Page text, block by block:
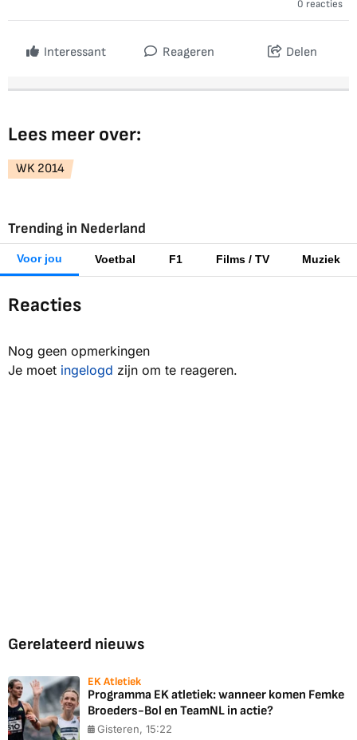
0 reacties
Interessant Reageren Delen
Lees meer over:
WK 2014
Trending in Nederland
Voor jou Voetbal F1 Films / TV Muziek
Reacties
Nog geen opmerkingen
Je moet ingelogd zijn om te reageren.
Gerelateerd nieuws
EK Atletiek
Programma EK atletiek: wanneer komen Femke
Broeders-Bol en TeamNL in actie?
Gisteren, 15:22